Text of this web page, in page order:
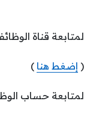
لمتابعة قناة
( إضغط هنا )
لمتابعة حساب